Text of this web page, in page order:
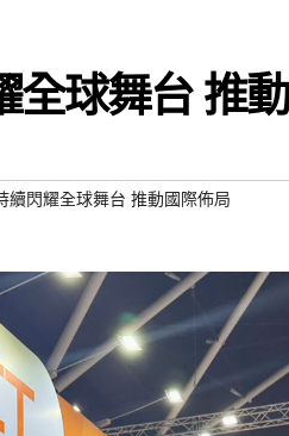
全球舞台 推
續閃耀全球舞台 推動國際佈局